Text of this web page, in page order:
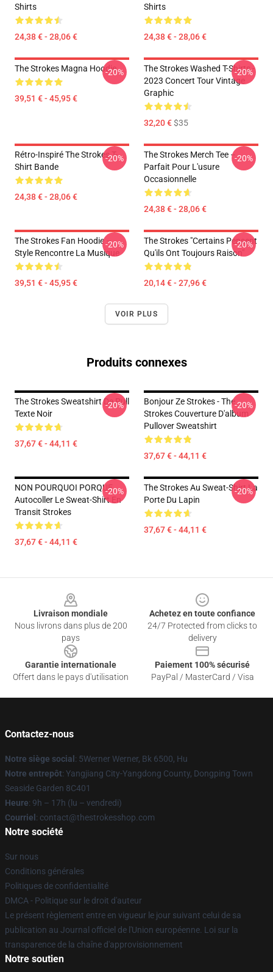
Shirts
24,38 € - 28,06 €
Shirts
24,38 € - 28,06 €
The Strokes Magna Hoodie
39,51 € - 45,95 €
-20%
The Strokes Washed T-Shirts -
2023 Concert Tour Vintage
Graphic
32,20 €$35
-20%
Rétro-Inspiré The Strokes T-
Shirt Bande
24,38 € - 28,06 €
-20%
The Strokes Merch Tee –
Parfait Pour L'usure
Occasionnelle
24,38 € - 28,06 €
-20%
The Strokes Fan Hoodie –
Style Rencontre La Musique
39,51 € - 45,95 €
-20%
The Strokes "Certains Pensent
Qu'ils Ont Toujours Raison"
20,14 € - 27,96 €
-20%
VOIR PLUS
Produits connexes
The Strokes Sweatshirt De Pull
Texte Noir
37,67 € - 44,11 €
-20%
Bonjour Ze Strokes - The
Strokes Couverture D'album
Pullover Sweatshirt
37,67 € - 44,11 €
-20%
NON POURQUOI PORQUE
Autocoller Le Sweat-Shirt En
Transit Strokes
37,67 € - 44,11 €
-20%
The Strokes Au Sweat-Shirt La
Porte Du Lapin
37,67 € - 44,11 €
-20%
Livraison mondiale
Nous livrons dans plus de 200
pays
Achetez en toute confiance
24/7 Protected from clicks to
delivery
Garantie internationale
Offert dans le pays d'utilisation
Paiement 100% sécurisé
PayPal / MasterCard / Visa
Contactez-nous
Notre siège social : 5Werner Werner, Bk 6500, Hu
Notre entrepôt: Yangjiang City-Yangdong County, Dongping Town
Seaside Garden 8C401
Heure: 9h – 17h (lu – vendredi)
Courriel : contact@thestrokesshop.com
Notre société
Sur nous
Conditions générales
Politiques de confidentialité
DMCA - Politique sur le droit d'auteur
Le présent règlement entre en vigueur le jour suivant celui de sa
publication au Journal officiel de l'Union européenne. Loi sur la
transparence de la chaîne d'approvisionnement
Notre soutien